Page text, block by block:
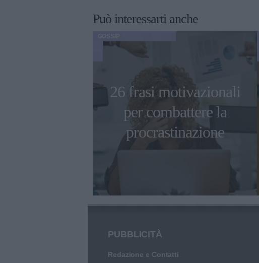
Può interessarti anche
26 frasi motivazionali
per combattere la
procrastinazione
PUBBLICITÀ
Redazione e Contatti